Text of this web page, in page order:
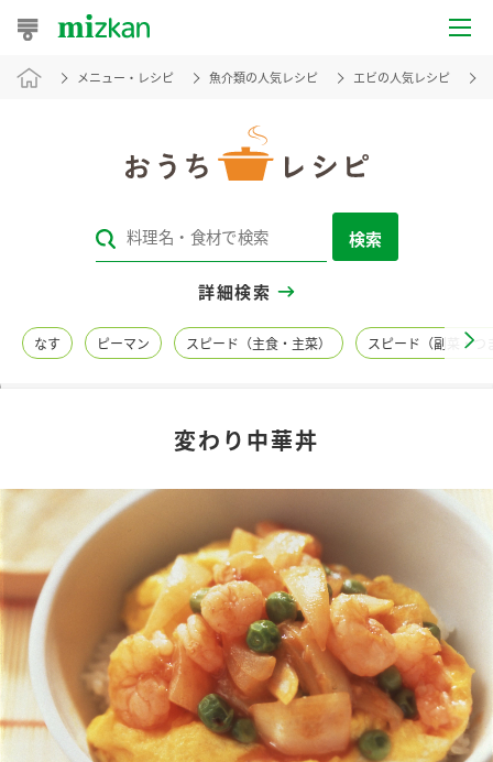
おうちレシピ
レシピカテゴリ一覧
レシピ名特集
商品カテゴリ
調味酢
お酢ドリンク ぽん酢
新商品一覧
キャンペーン情報
ブランド・スペシャルサイト
ブランド・スペシャルサイト トップ
メニュー・レシピ 魚介類の人気レシピ エビの人気レシピ
検索
詳細検索
なす ピーマン スピード（主食・主菜） スピード（副菜・つ
変わり中華丼